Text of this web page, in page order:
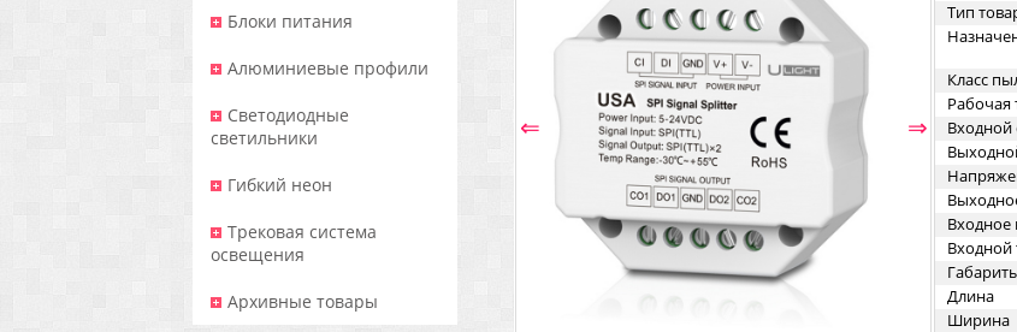
Блоки питания
Алюминиевые профили
Светодиодные
светильники
Гибкий неон
Трековая система
освещения
Архивные товары
⇐ ⇒
Тип
Класс
Рабочая
Входной
Входной
Длина
Ширина